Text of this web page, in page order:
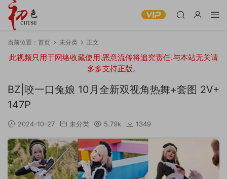
当前位置： 首页 未分类 正文
此视频只用于网络收藏使用.恶意流传将追究责任.与本站无关请
多多支持正版。
BZ|咬一口兔娘 10月全新双视角热舞+套图 2V+
147P
2024-10-27 未分类 5.79k 1349